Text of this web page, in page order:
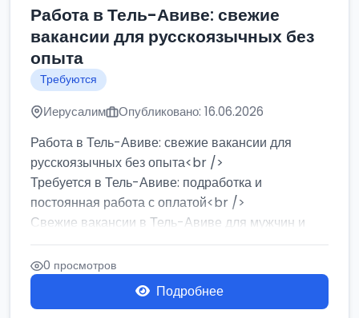
Работа в Тель-Авиве: свежие
вакансии для русскоязычных без
опыта
Требуются
Иерусалим Опубликовано: 16.06.2026
Работа в Тель-Авиве: свежие вакансии для
русскоязычных без опыта<br />
Требуется в Тель-Авиве: подработка и
постоянная работа с оплатой<br />
Свежие вакансии в Тель-Авиве для мужчин и
женщин от хозя...
0 просмотров
Подробнее